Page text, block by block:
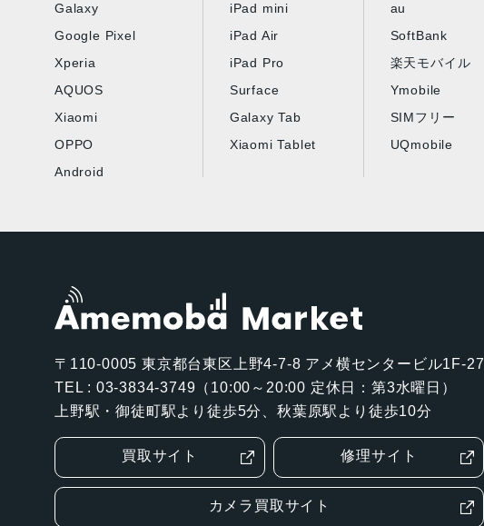
Galaxy
Google Pixel
Xperia
AQUOS
Xiaomi
OPPO
Android
iPad mini
iPad Air
iPad Pro
Surface
Galaxy Tab
Xiaomi Tablet
au
SoftBank
楽天モバイル
Ymobile
SIMフリー
UQmobile
〒110-0005 東京都台東区上野4-7-8 アメ横センタービル1F-27
TEL : 03-3834-3749（10:00～20:00 定休日：第3水曜日）
上野駅・御徒町駅より徒歩5分、秋葉原駅より徒歩10分
買取サイト 修理サイト
カメラ買取サイト